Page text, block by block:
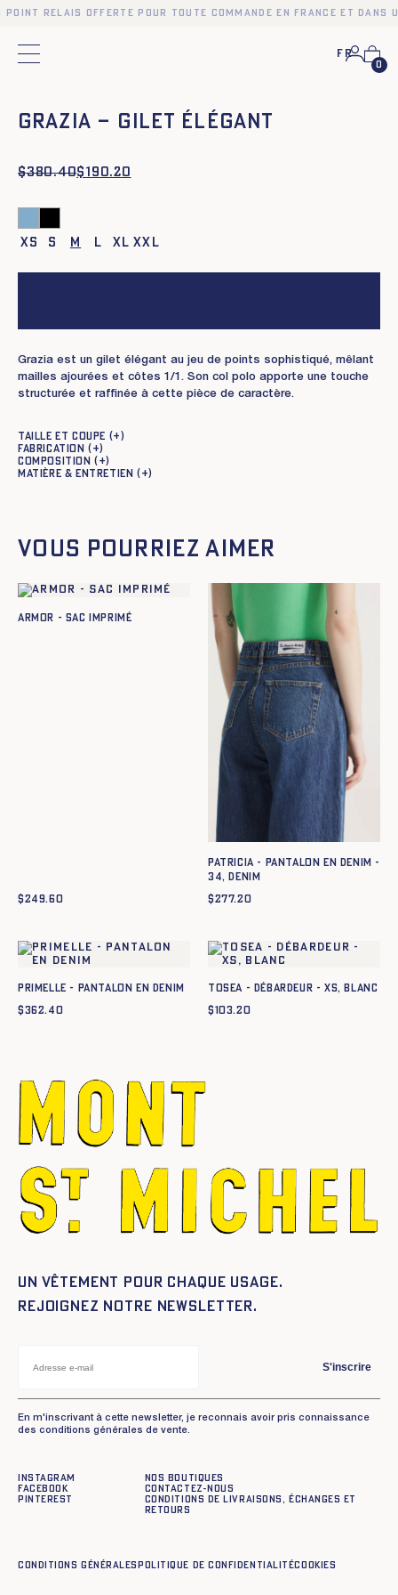
Fr
0
GRAZIA – GILET ÉLÉGANT
$380.40
Le
$380.40.
$ 190.20
Le
$190.20.
XS S M L XL XXL
Grazia est un gilet élégant au jeu de points sophistiqué, mêlant
mailles ajourées et côtes 1/1. Son col polo apporte une touche
structurée et raffinée à cette pièce de caractère.
Taille et coupe
Fabrication
Composition
Matière & entretien
Vous pourriez aimer
ARMOR - SAC IMPRIMÉ
$249.60
PATRICIA - PANTALON EN DENIM -
34, DENIM
$277.20
PRIMELLE - PANTALON EN DENIM
$362.40
TOSEA - DÉBARDEUR - XS, BLANC
$103.20
Un vêtement pour chaque usage.
Rejoignez notre newsletter.
S'inscrire
En m'inscrivant à cette newsletter, je reconnais avoir pris connaissance
des conditions générales de vente.
Instagram
Facebook
Pinterest
Nos boutiques
Contactez-nous
Conditions de livraisons, échanges et
retours
Conditions générales Politique de confidentialitéCookies